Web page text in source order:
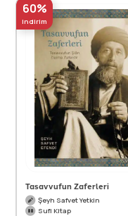
60%
indirim
Tasavvufun Zaferleri
Şeyh Safvet Yetkin
Sufi Kitap